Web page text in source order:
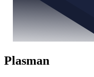
Plasman